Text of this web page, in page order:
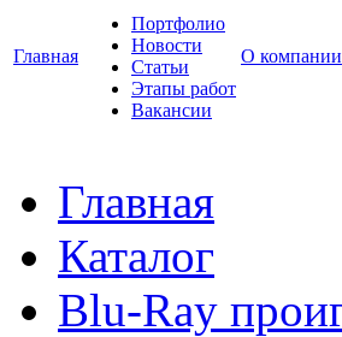
Главная
Портфолио
Новости
Статьи
Этапы работ
Вакансии
О компании
Главная
Каталог
Blu-Ray